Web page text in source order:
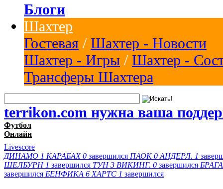
Блоги
Шахтер
Гостевая / Шахтер - Новости
Шахтер - Игры / Шахтер -
Трансферы Шахтера
terrikon.com нужна ваша
Футбол
Онлайн
Livescore
ДИНАМО 1 КАРАБАХ 0 завершился ПАОК 0 АНДЕРЛ. 1
ШЕЛБУРН 1 завершился ТУН 3 ВИКИНГ. 0 завершился БРАГА
завершился БЕНФИКА 6 ХАРТС 1 завершился